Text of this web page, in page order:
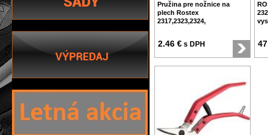
Pružina pre nožnice na
plech Rostex
2317,2323,2324,
2.46 € s DPH